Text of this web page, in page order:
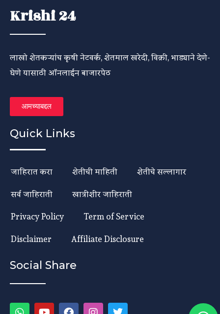
Krishi 24
लाखो शेतकऱ्यांच कृषी नेटवर्क, शेतमाल खरेदी, विक्री, भाड्याने देणे-
घेणे यासाठी ऑनलाईन बाजारपेठ
आमच्याबद्दल
Quick Links
जाहिरात करा शेतीची माहिती
शेतीचे सल्लागार
सर्व जाहिराती
खात्रीशीर जाहिराती
Privacy Policy
Term of Service
Disclaimer
Affiliate Disclosure
Social Share